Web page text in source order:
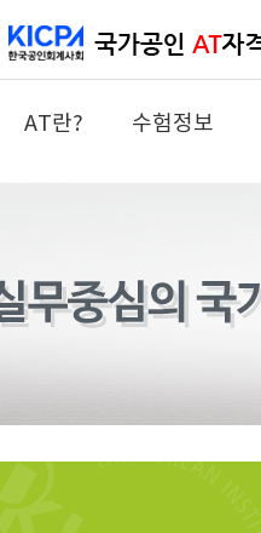
AT란? 수험정보